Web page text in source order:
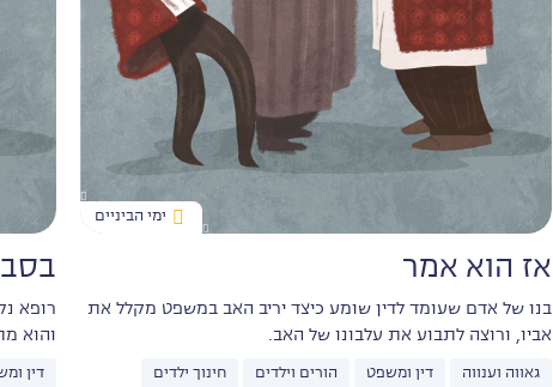
ימי הביניים
אז הוא אמר
בנו של אדם שעומד לדין שומע כיצד יריב האב במשפט מקלל את
אביו, ורוצה לתבוע את עלבונו של האב.
גאווה וענווה דין ומשפט הורים וילדים חינוך ילדים
רופא
והוא
דין